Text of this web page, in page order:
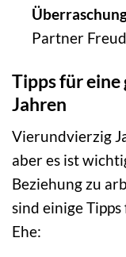
Partner
Tipps für eine
Jahren
Vierundvierzig
aber es ist
Beziehung zu
sind einige
Ehe: